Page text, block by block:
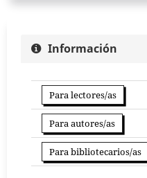
Información
Para lectores/as
Para autores/as
Para bibliotecarios/as